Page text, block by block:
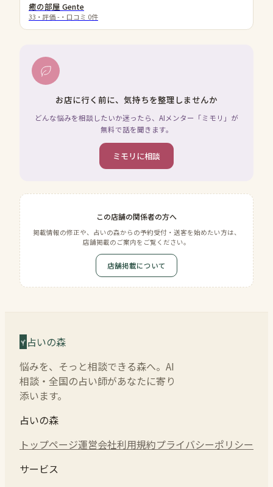
癒の部屋 Gente
33 ・評価 - ・口コミ 0件
お店に行く前に、気持ちを整理しませんか
どんな悩みを相談したいか迷ったら、AIメンター「ミモリ」が
無料で話を聞きます。
ミモリに相談
この店舗の関係者の方へ
掲載情報の修正や、占いの森からの予約受付・送客を始めたい方は、
店舗掲載のご案内をご覧ください。
店舗掲載について
占いの森
悩みを、そっと相談できる森へ。AI
相談・全国の占い師があなたに寄り
添います。
占いの森
トップページ運営会社利用規約プライバシーポリシー
サービス